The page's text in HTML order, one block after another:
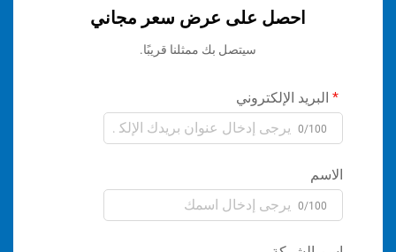
احصل على عرض سعر مجاني
سيتصل بك ممثلنا قريبًا.
الإلكتروني